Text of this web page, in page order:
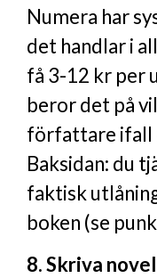
Numera har
det handlar i
få 3-12 kr per
beror det på
författare ifall
Baksidan: du
faktisk
boken (se
8. Skriva